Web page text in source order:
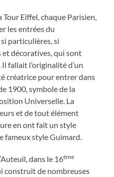
Eiffel, chaque Parisien,
les entrées du
particulières, si
et décoratives, qui sont
fallait l’originalité d’un
créatrice pour entrer dans
1900, symbole de la
Universelle. La
et de tout élément
en ont fait un style
fameux style Guimard.
dans le 16ème
construit de nombreuses